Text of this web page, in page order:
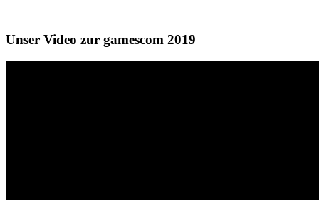
Unser Video zur gamescom 2019